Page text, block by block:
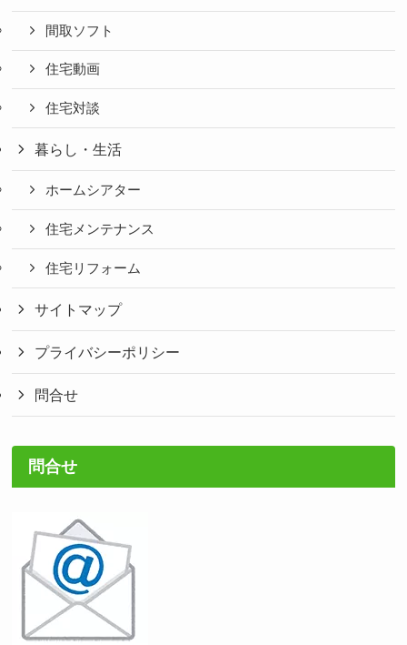
間取ソフト
住宅動画
住宅対談
暮らし・生活
ホームシアター
住宅メンテナンス
住宅リフォーム
サイトマップ
プライバシーポリシー
問合せ
問合せ